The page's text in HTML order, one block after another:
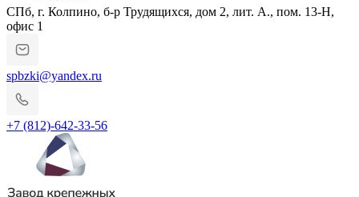
СПб, г. Колпино, б-р Трудящихся, дом 2, лит. А., пом. 13-Н,
офис 1
spbzki@yandex.ru
+7 (812)-642-33-56